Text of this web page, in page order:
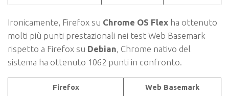
Ironicamente, Firefox su Chrome OS Flex ha ottenuto
molti più punti prestazionali nei test Web Basemark
rispetto a Firefox su Debian, Chrome nativo del
sistema ha ottenuto 1062 punti in confronto.
Firefox Web Basemark